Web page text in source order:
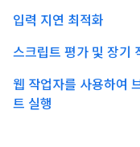
입력 지연 최적화
스크립트 평가 및 장기
웹 작업자를 사용하여
트 실행